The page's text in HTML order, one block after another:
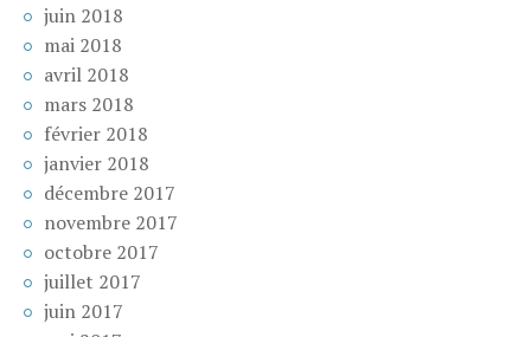
juin 2018
mai 2018
avril 2018
mars 2018
février 2018
janvier 2018
décembre 2017
novembre 2017
octobre 2017
juillet 2017
juin 2017